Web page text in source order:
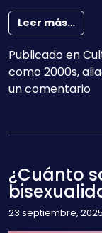
Leer más…from
Publicado en
como2000s,
un comentario
¿Cuánto
23 septiembre, 2025